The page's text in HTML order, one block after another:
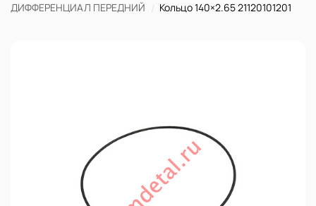
ДИФФЕРЕНЦИАЛ ПЕРЕДНИЙ
Кольцо 140×2.65 21120101201